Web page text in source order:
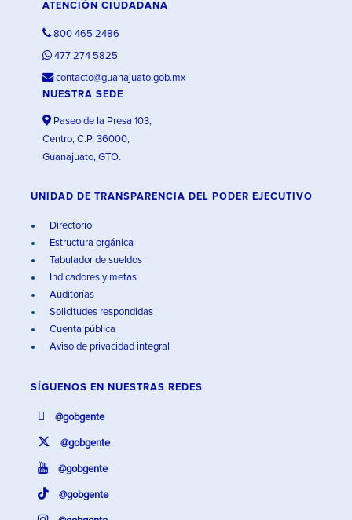
ATENCIÓN CIUDADANA
800 465 2486
477 274 5825
contacto@guanajuato.gob.mx
NUESTRA SEDE
Paseo de la Presa 103,
Centro, C.P. 36000,
Guanajuato, GTO.
UNIDAD DE TRANSPARENCIA DEL PODER EJECUTIVO
Directorio
Estructura orgánica
Tabulador de sueldos
Indicadores y metas
Auditorías
Solicitudes respondidas
Cuenta pública
Aviso de privacidad integral
SÍGUENOS EN NUESTRAS REDES
@gobgente
@gobgente
@gobgente
@gobgente